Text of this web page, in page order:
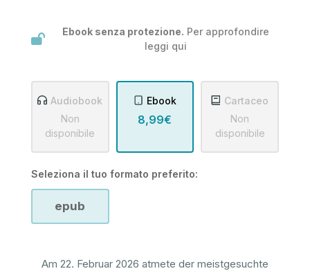
Ebook senza protezione. Per approfondire
leggi qui
Audiobook
Non
disponibile
Ebook
8,99€
Cartaceo
Non
disponibile
Seleziona il tuo formato preferito:
epub
Am 22. Februar 2026 atmete der meistgesuchte